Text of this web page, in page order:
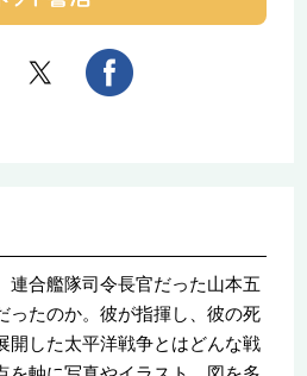
連合艦隊司令長官だった山本五
ったのか。彼が指揮し、彼の死
開した太平洋戦争とはどんな戦